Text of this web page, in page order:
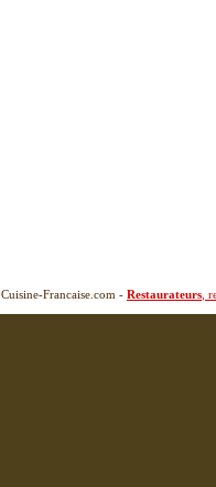
Cuisine-Francaise.com - Restaurateurs ,